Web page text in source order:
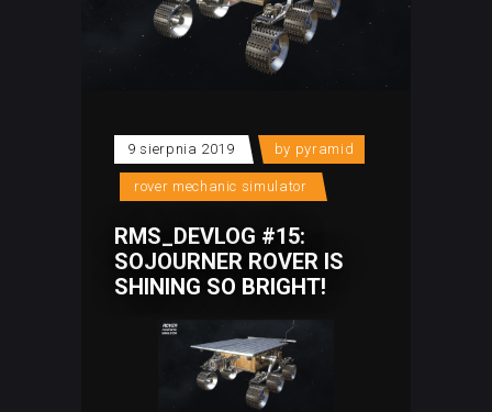
9 sierpnia 2019 by pyramid
rover mechanic simulator
RMS_DEVLOG #15:
SOJOURNER ROVER IS
SHINING SO BRIGHT!